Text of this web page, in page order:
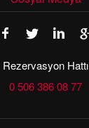
Rezervasyon Hattı
0 506 386 08 77